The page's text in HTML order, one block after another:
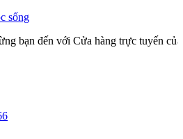
sống
với Cửa hàng trực tuyến của Asia